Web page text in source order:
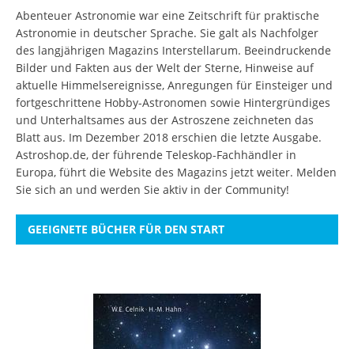
Abenteuer Astronomie war eine Zeitschrift für praktische
Astronomie in deutscher Sprache. Sie galt als Nachfolger
des langjährigen Magazins Interstellarum. Beeindruckende
Bilder und Fakten aus der Welt der Sterne, Hinweise auf
aktuelle Himmelsereignisse, Anregungen für Einsteiger und
fortgeschrittene Hobby-Astronomen sowie Hintergründiges
und Unterhaltsames aus der Astroszene zeichneten das
Blatt aus. Im Dezember 2018 erschien die letzte Ausgabe.
Astroshop.de, der führende Teleskop-Fachhändler in
Europa, führt die Website des Magazins jetzt weiter. Melden
Sie sich an und werden Sie aktiv in der Community!
GEEIGNETE BÜCHER FÜR DEN START